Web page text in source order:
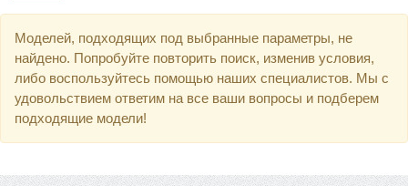
Моделей, подходящих под выбранные параметры, не
найдено. Попробуйте повторить поиск, изменив условия,
либо воспользуйтесь помощью наших специалистов. Мы с
удовольствием ответим на все ваши вопросы и подберем
подходящие модели!